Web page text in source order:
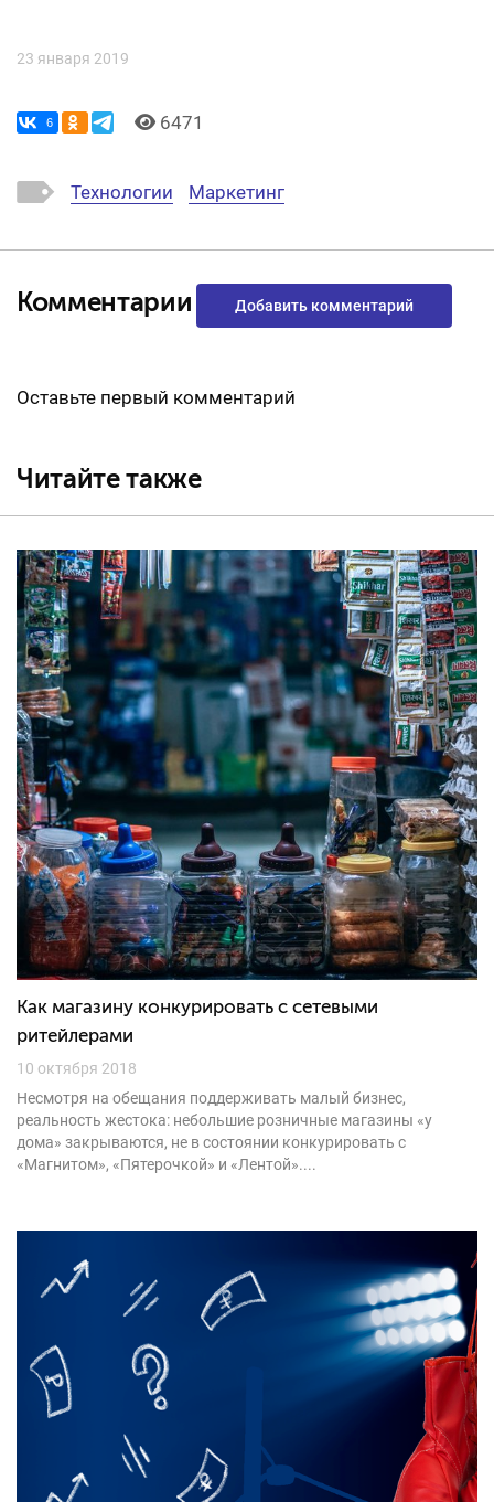
23 января 2019
6 6471
Технологии Маркетинг
Комментарии Добавить комментарий
Оставьте первый комментарий
Читайте также
Как магазину конкурировать с сетевыми
ритейлерами
10 октября 2018
Несмотря на обещания поддерживать малый бизнес,
реальность жестока: небольшие розничные магазины «у
дома» закрываются, не в состоянии конкурировать с
«Магнитом», «Пятерочкой» и «Лентой»....